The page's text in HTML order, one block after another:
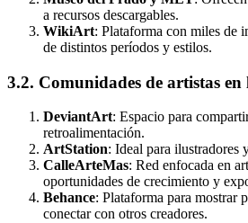
a recursos descargables.
WikiArt: Plataforma con miles de
de distintos períodos y estilos.
3.2. Comunidades de artistas en
DeviantArt: Espacio para
retroalimentación.
ArtStation: Ideal para ilustradores
CalleArteMas: Red enfocada en
oportunidades de crecimiento y
Behance: Plataforma para mostrar
conectar con otros creadores.